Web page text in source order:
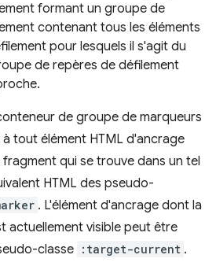
formant un groupe de
contenant tous les éléments
pour lesquels il s'agit du
de repères de défilement
de groupe de marqueurs
tout élément HTML d'ancrage
qui se trouve dans un tel
HTML des pseudo-
. L'élément d'ancrage dont la
actuellement visible peut être
classe :target-current .